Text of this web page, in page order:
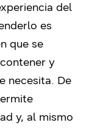
del
es
que se
y
necesita. De
y, al mismo